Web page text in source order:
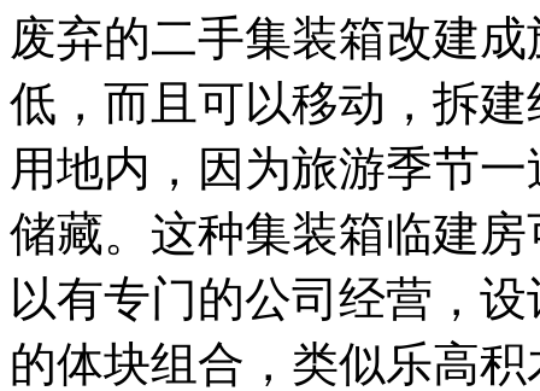
废弃的二手集装箱改建
低，而且可以移动，拆
用地内，因为旅游季节
储藏。这种集装箱临建
以有专门的公司经营，
的体块组合，类似乐高